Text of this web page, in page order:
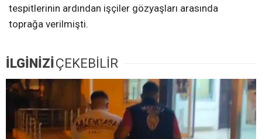
tespitlerinin ardından işçiler gözyaşları arasında
toprağa verilmişti.
İLGİNİZİÇEKEBİLİR